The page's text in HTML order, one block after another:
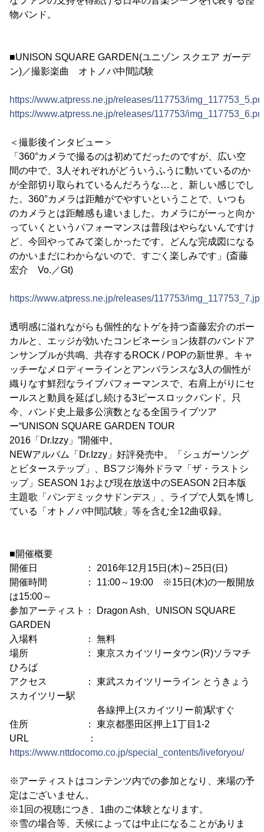
物バンド。
■UNISON SQUARE GARDEN(ユニゾン スクエア ガーデ
ン)／撮影楽曲 オトノバ中間試験
https://www.atpress.ne.jp/releases/117753/
https://www.atpress.ne.jp/releases/117753/
＜撮影後インタビュー＞
「360°カメラで撮るのは初めてだったのですが、広い空
間の中で、3人それぞれがどういうふうに動いているのか
が全部切り取られているんだろうな…と、新しい感じでし
た。360°カメラは距離がでやすいということで、いつも
のカメラとは距離感も違いました。カメラにがーっと向か
っていくというパフォーマンスは普段はやらないんですけ
ど、今回やってみて楽しかったです。どんな完成図になる
のかいまだにわからないので、すごく楽しみです」(斎藤
宏介 Vo.／Gt)
https://www.atpress.ne.jp/releases/117753/
透明感に溢れながらも個性的なトゲを持つ斎藤宏介のボー
カルと、エッジが効いたコンビネーション抜群のバンドア
ンサンブルが共鳴、共存するROCK / POPの新世界。キャ
ッチーなメロディーラインとアンバランスな3人の個性が
織りなす鮮烈なライブパフォーマンスで、右肩上がりにセ
ールスと動員を延ばし続ける3ピースロックバンド。只
今、バンド史上最多公演数となる全国ライブツア
ー“UNISON SQUARE GARDEN TOUR
2016「Dr.Izzy」”開催中。
NEWアルバム「Dr.Izzy」好評発売中。「シュガーソング
とビターステップ」、BSフジ海外ドラマ「ザ・ラストシ
ップ」SEASON 1および現在放送中のSEASON 2日本版
主題歌「パンデミックサドンデス」、ライブで人気を博し
ている「オトノバ中間試験」等を含む全12曲収録。
■開催概要
開催日 ： 2016年12月15日(木)～25日(日)
開催時間 ： 11:00～19:00 ※15日(木)の一般開放
は15:00～
参加アーティスト： Dragon Ash、UNISON SQUARE
GARDEN
入場料 ： 無料
場所 ： 東京スカイツリータウン(R)ソラマチ
ひろば
アクセス ： 東武スカイツリーライン とうきょう
スカイツリー駅
各線押上(スカイツリー前)駅すぐ
住所 ： 東京都墨田区押上1丁目1-2
URL ：
https://www.nttdocomo.co.jp/special_contents/liveforyou/
※アーティストはコンテンツ内での参加となり、来場の予
定はございません。
※1回の視聴につき、1曲のご体験となります。
※雪の場合等、天候によっては中止になることがありま